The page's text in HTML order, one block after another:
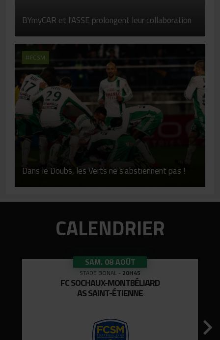
BYmyCAR et l'ASSE prolongent leur collaboration
#FCSM
Dans le Doubs, les Verts ne s'abstiennent pas !
CALENDRIER
SAM. 08 AOÛT
STADE BONAL - 20H45
FC SOCHAUX-MONTBÉLIARD
AS SAINT-ÉTIENNE